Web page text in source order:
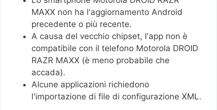
MAXX non ha l'aggiornamento Android
precedente o più recente.
A causa del vecchio chipset, l'app non è
compatibile con il telefono Motorola DROID
RAZR MAXX (è meno probabile che
accada).
Alcune applicazioni richiedono
l'importazione di file di configurazione XML.